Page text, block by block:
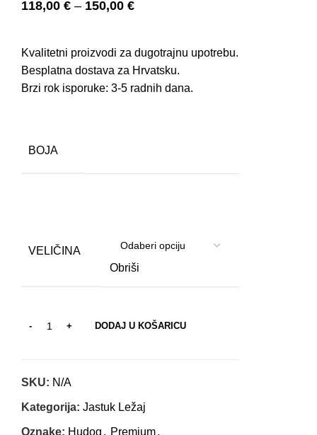
118,00 € – 150,00 €
Kvalitetni proizvodi za dugotrajnu upotrebu.
Besplatna dostava za Hrvatsku.
Brzi rok isporuke: 3-5 radnih dana.
BOJA
VELIČINA
Obriši
DODAJ U KOŠARICU
SKU: N/A
Kategorija: Jastuk Ležaj
Oznake: Hudog , Premium,